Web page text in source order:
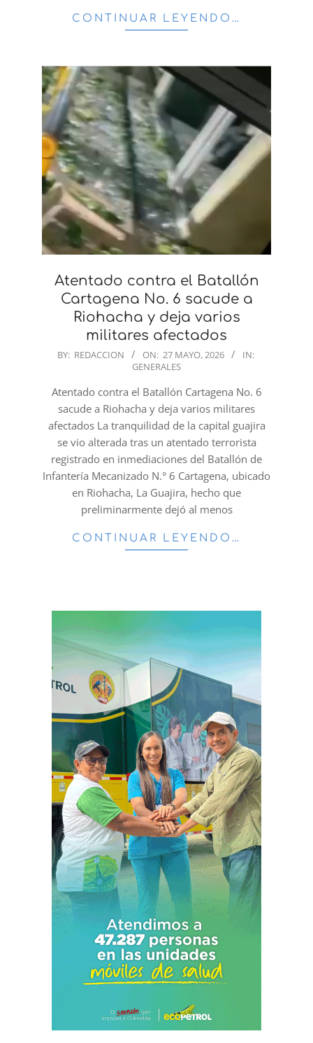
CONTINUAR LEYENDO…
Atentado contra el Batallón
Cartagena No. 6 sacude a
Riohacha y deja varios
militares afectados
2026-
BY: REDACCION ON: 27 MAYO, 2026
IN:
GENERALES
Atentado contra el Batallón Cartagena No. 6
sacude a Riohacha y deja varios militares
afectados La tranquilidad de la capital guajira
se vio alterada tras un atentado terrorista
registrado en inmediaciones del Batallón de
Infantería Mecanizado N.° 6 Cartagena, ubicado
en Riohacha, La Guajira, hecho que
preliminarmente dejó al menos
CONTINUAR LEYENDO…